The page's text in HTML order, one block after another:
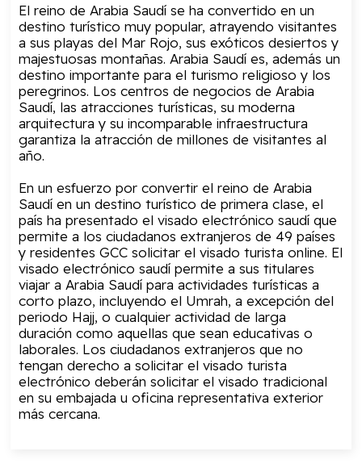
El reino de Arabia Saudí se ha convertido en un
destino turístico muy popular, atrayendo visitantes
a sus playas del Mar Rojo, sus exóticos desiertos y
majestuosas montañas. Arabia Saudí es, además un
destino importante para el turismo religioso y los
peregrinos. Los centros de negocios de Arabia
Saudí, las atracciones turísticas, su moderna
arquitectura y su incomparable infraestructura
garantiza la atracción de millones de visitantes al
año.
En un esfuerzo por convertir el reino de Arabia
Saudí en un destino turístico de primera clase, el
país ha presentado el visado electrónico saudí que
permite a los ciudadanos extranjeros de 49 países
y residentes GCC solicitar el visado turista online. El
visado electrónico saudí permite a sus titulares
viajar a Arabia Saudí para actividades turísticas a
corto plazo, incluyendo el Umrah, a excepción del
periodo Hajj, o cualquier actividad de larga
duración como aquellas que sean educativas o
laborales. Los ciudadanos extranjeros que no
tengan derecho a solicitar el visado turista
electrónico deberán solicitar el visado tradicional
en su embajada u oficina representativa exterior
más cercana.